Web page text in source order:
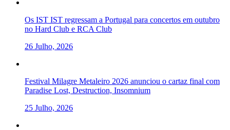
Os IST IST regressam a Portugal para concertos em outubro
no Hard Club e RCA Club
26 Julho, 2026
Festival Milagre Metaleiro 2026 anunciou o cartaz final com
Paradise Lost, Destruction, Insomnium
25 Julho, 2026